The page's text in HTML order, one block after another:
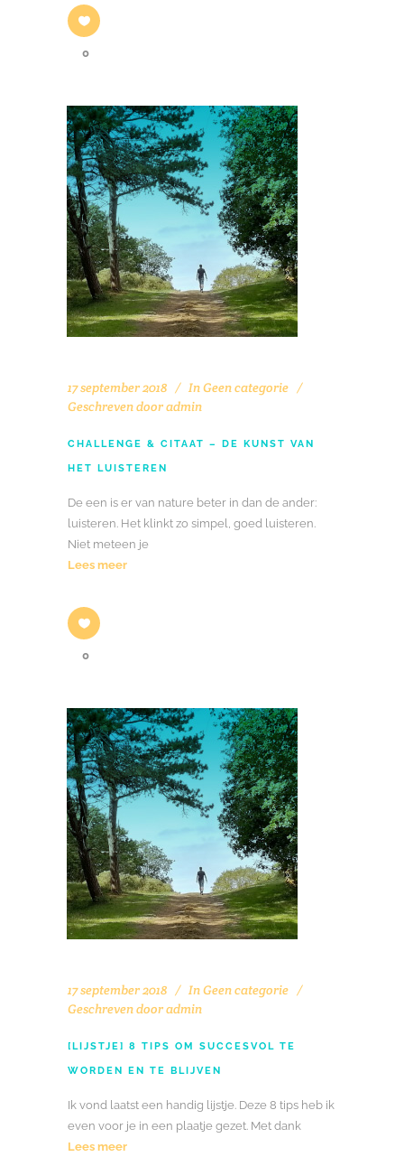
0
17 september 2018 InGeen categorie
Geschreven dooradmin
CHALLENGE & CITAAT – DE KUNST VAN
HET LUISTEREN
De een is er van nature beter in dan de ander:
luisteren. Het klinkt zo simpel, goed luisteren.
Niet meteen je
Lees meer
0
17 september 2018 InGeen categorie
Geschreven dooradmin
[LIJSTJE] 8 TIPS OM SUCCESVOL TE
WORDEN EN TE BLIJVEN
Ik vond laatst een handig lijstje. Deze 8 tips heb ik
even voor je in een plaatje gezet. Met dank
Lees meer